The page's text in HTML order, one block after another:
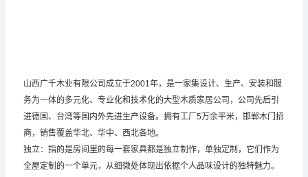
山西广千木业有限公司成立于2001年，是一家集设计、生产、安装和服
务为一体的多元化、专业化和技术化的大型木质家居公司，公司先后引
进德国、台湾等国内外先进生产设备。拥有工厂5万余平米，邯郸木门招
商，销售覆盖华北、华中、西北各地。
独立：指的是房间里的每一套家具都是独立制作，单独定制，它们作为
全屋定制的一个单元，从细微处体现出依据个人品味设计的独特魅力。